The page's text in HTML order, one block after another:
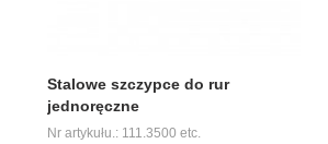
Stalowe szczypce do rur
jednoręczne
Nr artykułu.: 111.3500 etc.